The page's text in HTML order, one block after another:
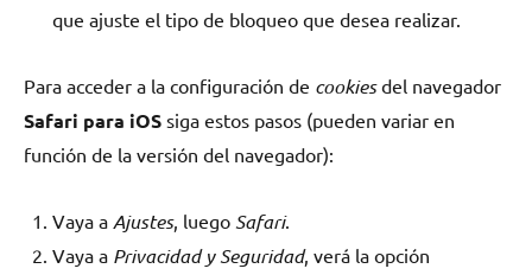
que ajuste el tipo de bloqueo que desea realizar.
Para acceder a la configuración de cookiesdel navegador
Safari para iOS siga estos pasos (pueden variar en
función de la versión del navegador):
Vaya a Ajustes, luego Safari.
Vaya a Privacidad y Seguridad, verá la opción